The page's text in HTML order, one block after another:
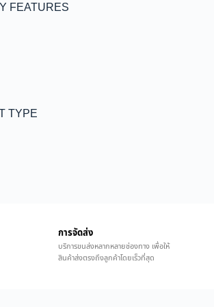
FEATURES
TYPE
การจัดส่ง
บริการขนส่งหลากหลายช่องทาง เพื่อให้
สินค้าส่งตรงถึงลูกค้าโดยเร็วที่สุด